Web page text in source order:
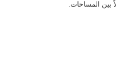
بين المساحات.